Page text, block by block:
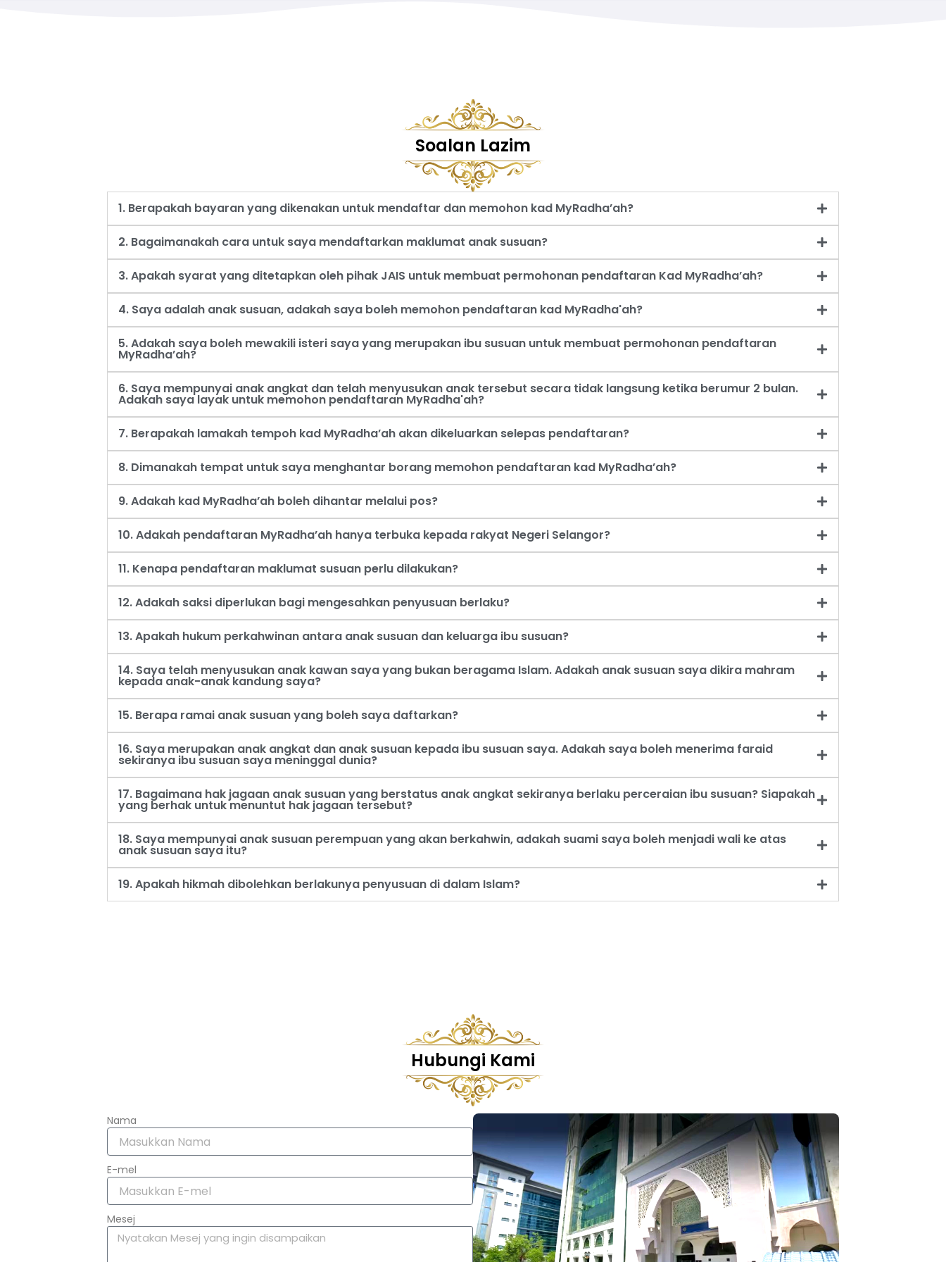
Soalan Lazim
1. Berapakah bayaran yang dikenakan untuk mendaftar dan memohon kad MyRadha’ah?
2. Bagaimanakah cara untuk saya mendaftarkan maklumat anak susuan?
3. Apakah syarat yang ditetapkan oleh pihak JAIS untuk membuat permohonan pendaftaran Kad MyRadha’ah?
4. Saya adalah anak susuan, adakah saya boleh memohon pendaftaran kad MyRadha'ah?
5. Adakah saya boleh mewakili isteri saya yang merupakan ibu susuan untuk membuat permohonan pendaftaran
MyRadha’ah?
6. Saya mempunyai anak angkat dan telah menyusukan anak tersebut secara tidak langsung ketika berumur 2 bulan.
Adakah saya layak untuk memohon pendaftaran MyRadha'ah?
7. Berapakah lamakah tempoh kad MyRadha’ah akan dikeluarkan selepas pendaftaran?
8. Dimanakah tempat untuk saya menghantar borang memohon pendaftaran kad MyRadha’ah?
9. Adakah kad MyRadha’ah boleh dihantar melalui pos?
10. Adakah pendaftaran MyRadha’ah hanya terbuka kepada rakyat Negeri Selangor?
11. Kenapa pendaftaran maklumat susuan perlu dilakukan?
12. Adakah saksi diperlukan bagi mengesahkan penyusuan berlaku?
13. Apakah hukum perkahwinan antara anak susuan dan keluarga ibu susuan?
14. Saya telah menyusukan anak kawan saya yang bukan beragama Islam. Adakah anak susuan saya dikira mahram
kepada anak-anak kandung saya?
15. Berapa ramai anak susuan yang boleh saya daftarkan?
16. Saya merupakan anak angkat dan anak susuan kepada ibu susuan saya. Adakah saya boleh menerima faraid
sekiranya ibu susuan saya meninggal dunia?
17. Bagaimana hak jagaan anak susuan yang berstatus anak angkat sekiranya berlaku perceraian ibu susuan? Siapakah
yang berhak untuk menuntut hak jagaan tersebut?
18. Saya mempunyai anak susuan perempuan yang akan berkahwin, adakah suami saya boleh menjadi wali ke atas
anak susuan saya itu?
19. Apakah hikmah dibolehkan berlakunya penyusuan di dalam Islam?
Hubungi Kami
Nama
E-mel
Mesej